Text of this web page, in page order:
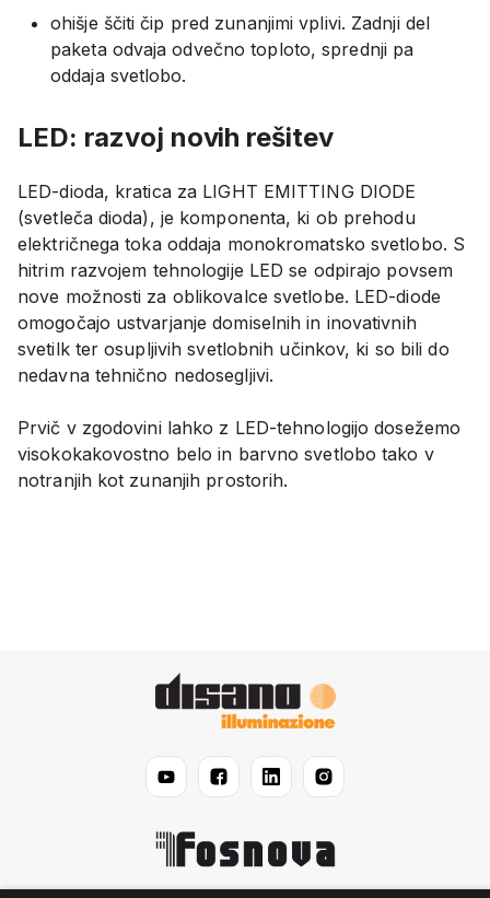
ohišje ščiti čip pred zunanjimi vplivi. Zadnji del
paketa odvaja odvečno toploto, sprednji pa
oddaja svetlobo.
LED: razvoj novih rešitev
LED-dioda, kratica za LIGHT EMITTING DIODE
(svetleča dioda), je komponenta, ki ob prehodu
električnega toka oddaja monokromatsko svetlobo. S
hitrim razvojem tehnologije LED se odpirajo povsem
nove možnosti za oblikovalce svetlobe. LED-diode
omogočajo ustvarjanje domiselnih in inovativnih
svetilk ter osupljivih svetlobnih učinkov, ki so bili do
nedavna tehnično nedosegljivi.
Prvič v zgodovini lahko z LED-tehnologijo dosežemo
visokokakovostno belo in barvno svetlobo tako v
notranjih kot zunanjih prostorih.